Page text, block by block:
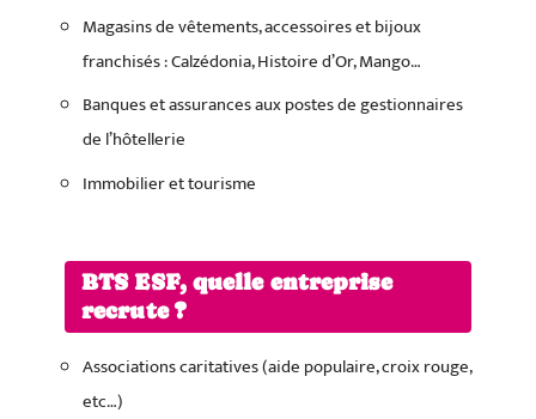
Magasins de vêtements, accessoires et bijoux
franchisés : Calzédonia, Histoire d’Or, Mango…
Banques et assurances aux postes de gestionnaires
de l’hôtellerie
Immobilier et tourisme
BTS ESF, quelle entreprise
recrute ?
Associations caritatives (aide populaire, croix rouge,
etc…)